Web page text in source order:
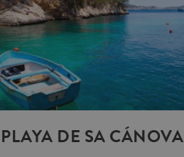
PLAYA DE SA CÁNOVA